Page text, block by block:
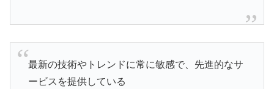
最新の技術やトレンドに常に敏感で、先進的なサ
ービスを提供している